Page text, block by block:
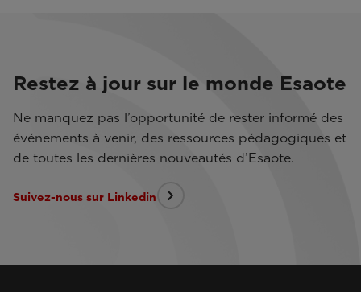
Restez à jour sur le monde Esaote
Ne manquez pas l’opportunité de rester informé des
événements à venir, des ressources pédagogiques et
de toutes les dernières nouveautés d’Esaote.
Suivez-nous sur Linkedin